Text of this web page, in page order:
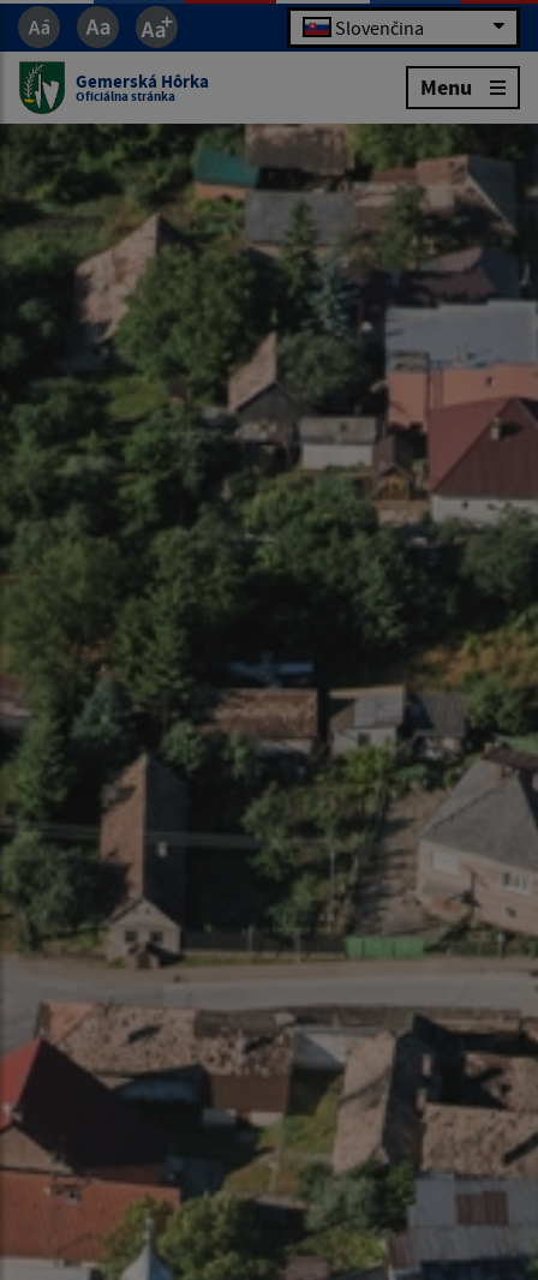
Slovenčina
Gemerská Hôrka
Oficiálna stránka Menu